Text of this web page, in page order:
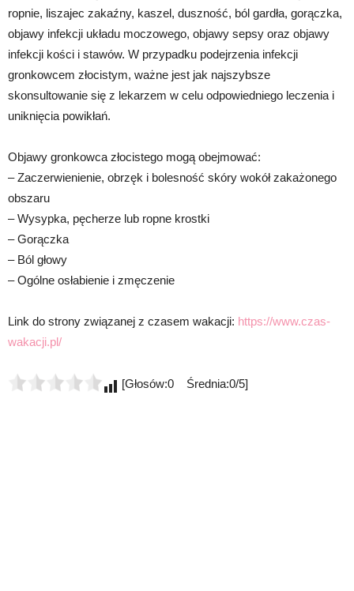
ropnie, liszajec zakaźny, kaszel, duszność, ból gardła, gorączka,
objawy infekcji układu moczowego, objawy sepsy oraz objawy
infekcji kości i stawów. W przypadku podejrzenia infekcji
gronkowcem złocistym, ważne jest jak najszybsze
skonsultowanie się z lekarzem w celu odpowiedniego leczenia i
uniknięcia powikłań.
Objawy gronkowca złocistego mogą obejmować:
– Zaczerwienienie, obrzęk i bolesność skóry wokół zakażonego
obszaru
– Wysypka, pęcherze lub ropne krostki
– Gorączka
– Ból głowy
– Ogólne osłabienie i zmęczenie
Link do strony związanej z czasem wakacji: https://www.czas-
wakacji.pl/
[Głosów:0 Średnia:0/5]